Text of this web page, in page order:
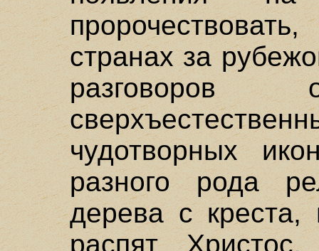
странах за
чудотворных
разного рода
дерева с
распят